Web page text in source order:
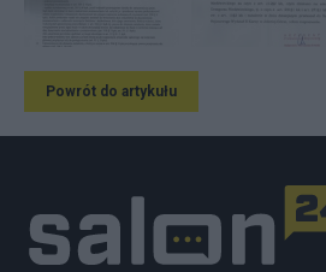
Powrót do artykułu